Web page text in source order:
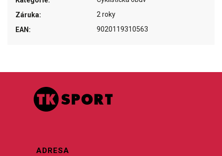
Záruka:
2 roky
EAN : 9020119310563
ADRESA